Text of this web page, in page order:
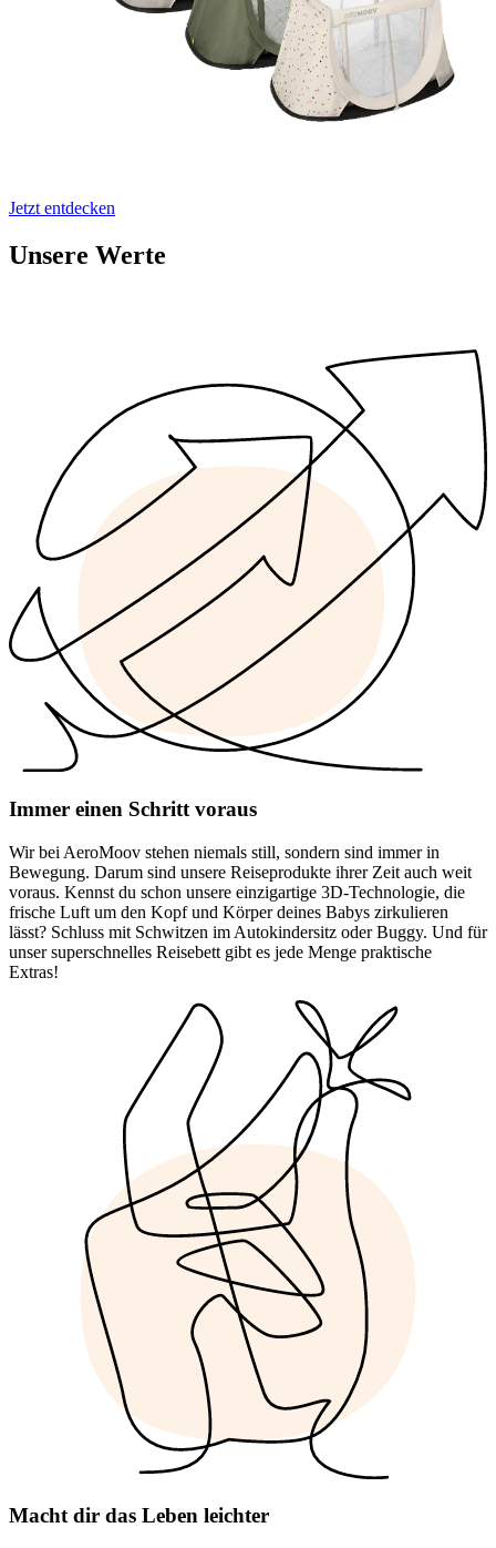
Jetzt entdecken
Unsere Werte
Immer einen Schritt voraus
Wir bei AeroMoov stehen niemals still, sondern sind immer in
Bewegung. Darum sind unsere Reiseprodukte ihrer Zeit auch weit
voraus. Kennst du schon unsere einzigartige 3D-Technologie, die
frische Luft um den Kopf und Körper deines Babys zirkulieren
lässt? Schluss mit Schwitzen im Autokindersitz oder Buggy. Und für
unser superschnelles Reisebett gibt es jede Menge praktische
Extras!
Macht dir das Leben leichter